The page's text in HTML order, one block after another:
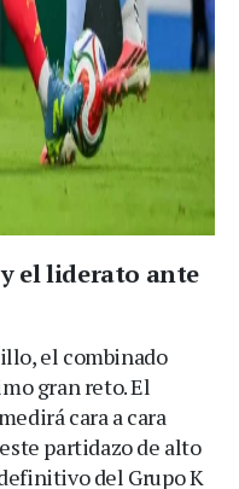
el liderato ante
el combinado
gran reto. El
cara a cara
partidazo de alto
del Grupo K